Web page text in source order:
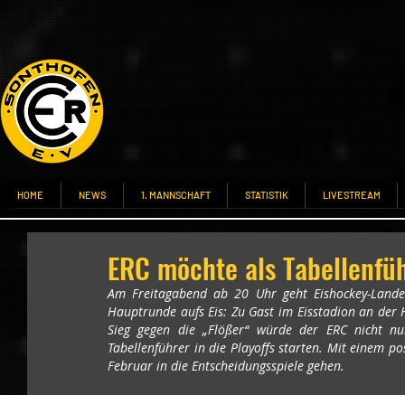
HOME NEWS 1. MANNSCHAFT STATISTIK LIVESTREAM
ERC möchte als
Am Freitagabend ab 20 Uhr geht Eishockey-
Hauptrunde aufs Eis: Zu Gast im Eisstadion an der
Sieg gegen die „Flößer“ würde der ERC nicht
Tabellenführer in die Playoffs starten. Mit einem
Februar in die Entscheidungsspiele gehen.